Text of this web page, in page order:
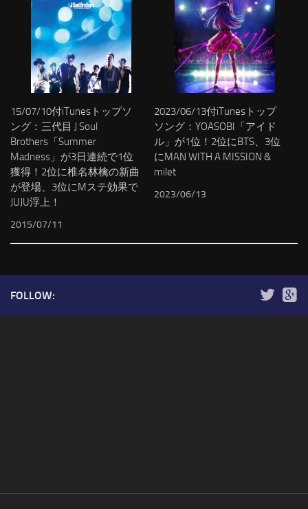
15/07/10付iTunesトップソ
ング：三代目 J Soul
Brothers「Summer
Madness」が3日連続で1位
獲得！2位に椎名林檎の新曲
が登場、3位にMステ効果で
JUJU浮上！
2015/07/11
2023/06/13付iTunesトップ
ソング：YOASOBI「アイド
ル」が1位！2位にBTS、3位
にMAN WITH A MISSION &
milet
2023/06/13
FOLLOW: